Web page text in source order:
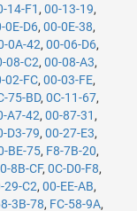
14-F1 , 00-13-19,
0E-D6, 00-0E-38,
0A-42, 00-06-D6,
08-C2, 00-08-A3,
02-FC, 00-03-FE,
75-BD, 0C-11-67,
A7-42, 00-87-31 ,
D3-79, 00-27-E3,
BE-75, F8-7B-20,
8B-CF, 0C-D0-F8,
29-C2, 00-EE-AB,
3B-78, FC-58-9A,